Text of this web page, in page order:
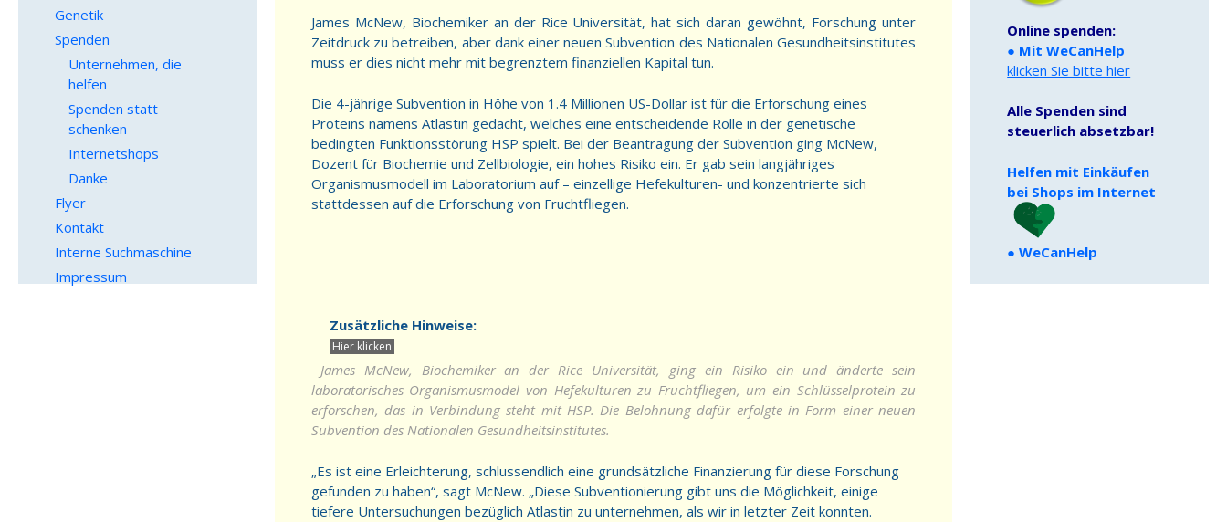
James McNew, Biochemiker an der Rice Universität, hat sich daran gewöhnt, Forschung unter
Zeitdruck zu betreiben, aber dank einer neuen Subvention des Nationalen Gesundheitsinstitutes
muss er dies nicht mehr mit begrenztem finanziellen Kapital tun.
Die 4-jährige Subvention in Höhe von 1.4 Millionen US-Dollar ist für die Erforschung eines
Proteins namens Atlastin gedacht, welches eine entscheidende Rolle in der genetische
bedingten Funktionsstörung HSP spielt. Bei der Beantragung der Subvention ging McNew,
Dozent für Biochemie und Zellbiologie, ein hohes Risiko ein. Er gab sein langjähriges
Organismusmodell im Laboratorium auf – einzellige Hefekulturen- und konzentrierte sich
stattdessen auf die Erforschung von Fruchtfliegen.
Zusätzliche Hinweise:
James McNew, Biochemiker an der Rice Universität, ging ein Risiko ein und änderte sein
laboratorisches Organismusmodel von Hefekulturen zu Fruchtfliegen, um ein Schlüsselprotein zu
erforschen, das in Verbindung steht mit HSP. Die Belohnung dafür erfolgte in Form einer neuen
Subvention des Nationalen Gesundheitsinstitutes.
„Es ist eine Erleichterung, schlussendlich eine grundsätzliche Finanzierung für diese Forschung
gefunden zu haben“, sagt McNew. „Diese Subventionierung gibt uns die Möglichkeit, einige
tiefere Untersuchungen bezüglich Atlastin zu unternehmen, als wir in letzter Zeit konnten.
Online spenden:
● Mit WeCanHelp
klicken Sie bitte hier
Alle Spenden sind
steuerlich absetzbar!
Helfen mit Einkäufen
bei Shops im Internet
●WeCanHelp
Genetik
Spenden
Unternehmen, die
helfen
Spenden statt
schenken
Internetshops
Danke
Flyer
Kontakt
Interne Suchmaschine
Impressum